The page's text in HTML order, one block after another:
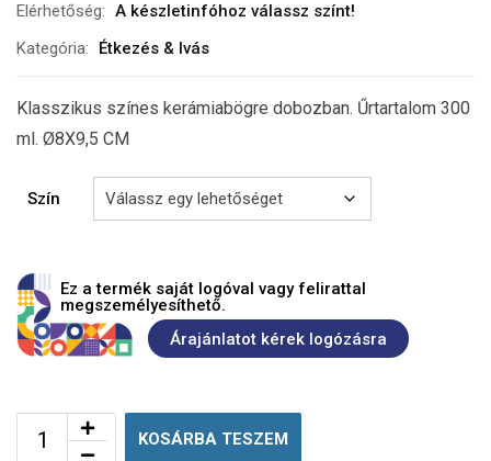
Elérhetőség: A készletinfóhoz válassz színt!
Kategória:
Étkezés & Ivás
Klasszikus színes kerámiabögre dobozban. Űrtartalom 300
ml. Ø8X9,5 CM
Szín
Ez a termék saját logóval vagy felirattal
megszemélyesíthető.
Árajánlatot kérek logózásra
KOSÁRBA TESZEM